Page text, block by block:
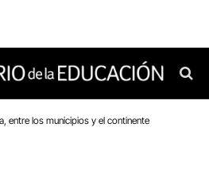
entre los municipios y el continente